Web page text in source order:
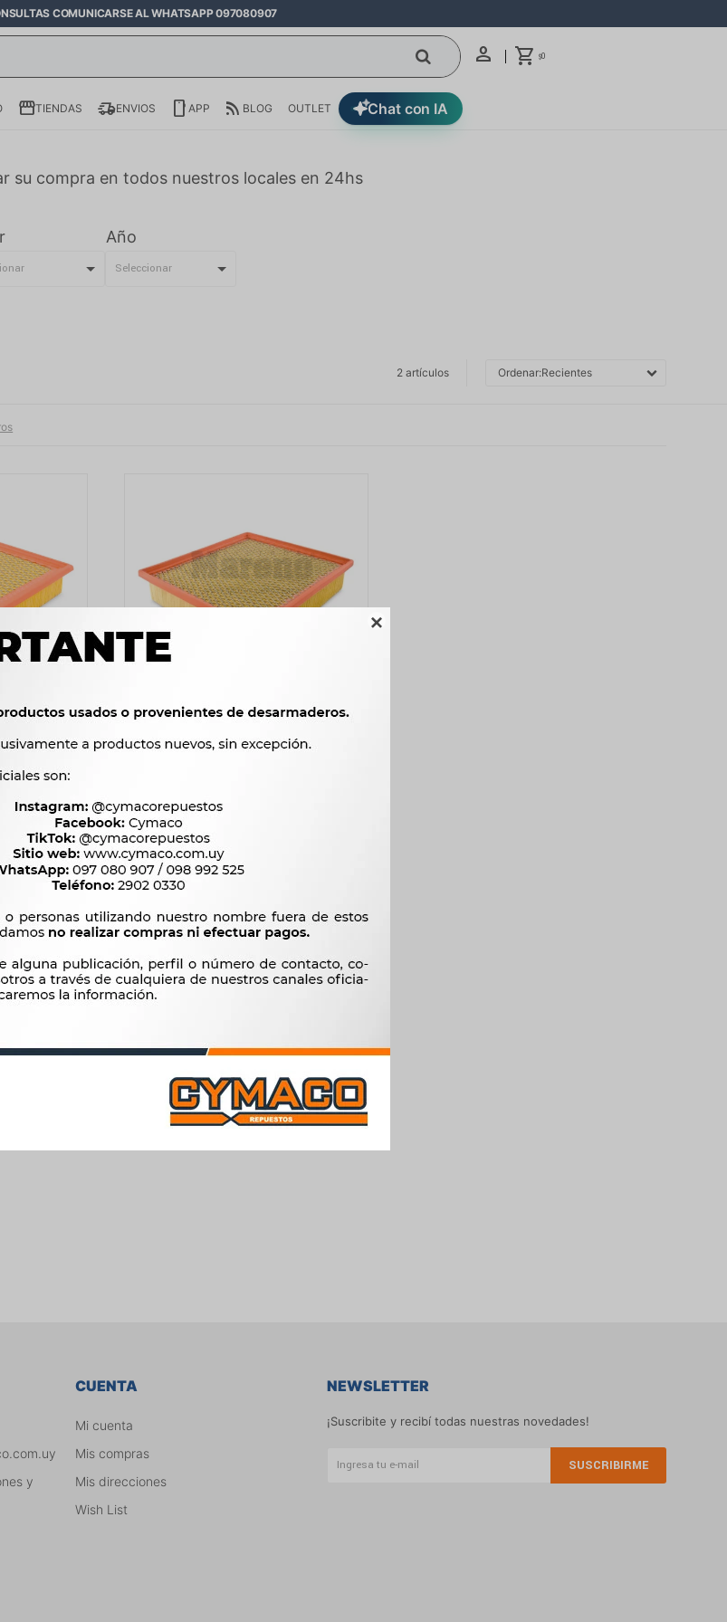

COMUNICARSE AL WHATSAPP 097080907
$0
Chat con IA
TIENDAS ENVIOS APP BLOG OUTLET
su compra en todos nuestros locales en 24hs
Año
2 artículos Recientes
07/
JFA987
451
FILTRO AIRE - DODGE RAM 2500 5.9
D V8 CUMMINS CA9589 MARENO
y
CUENTA
Mi cuenta
Mis compras
Mis direcciones
Wish List
NEWSLETTER
¡Suscribite y recibí todas nuestras novedades!
SUSCRIBIRME